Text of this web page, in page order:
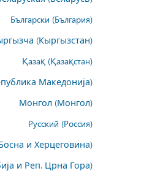
Български (България)
(Кыргызстан)
Қазақ (Қазақстан)
Македонија)
Монгол (Монгол)
Русский (Россия)
и Херцеговина)
и Реп. Црна Гора)